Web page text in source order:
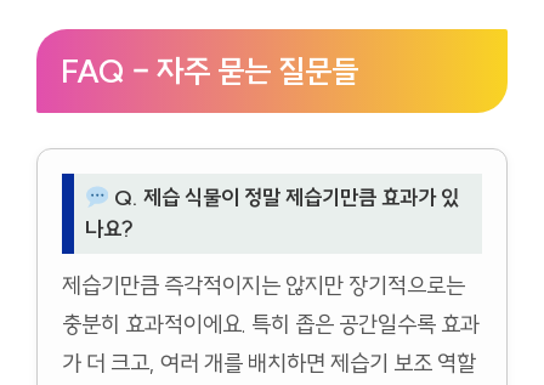
FAQ – 자주 묻는 질문들
Q. 제습 식물이 정말 제습기만큼 효과가 있
나요?
제습기만큼 즉각적이지는 않지만 장기적으로는
충분히 효과적이에요. 특히 좁은 공간일수록 효과
가 더 크고, 여러 개를 배치하면 제습기 보조 역할